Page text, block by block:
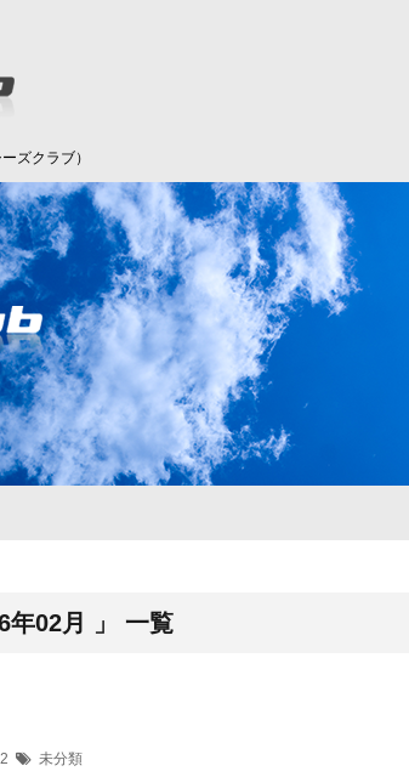
ズクラブ）
年02月 」 一覧
未分類